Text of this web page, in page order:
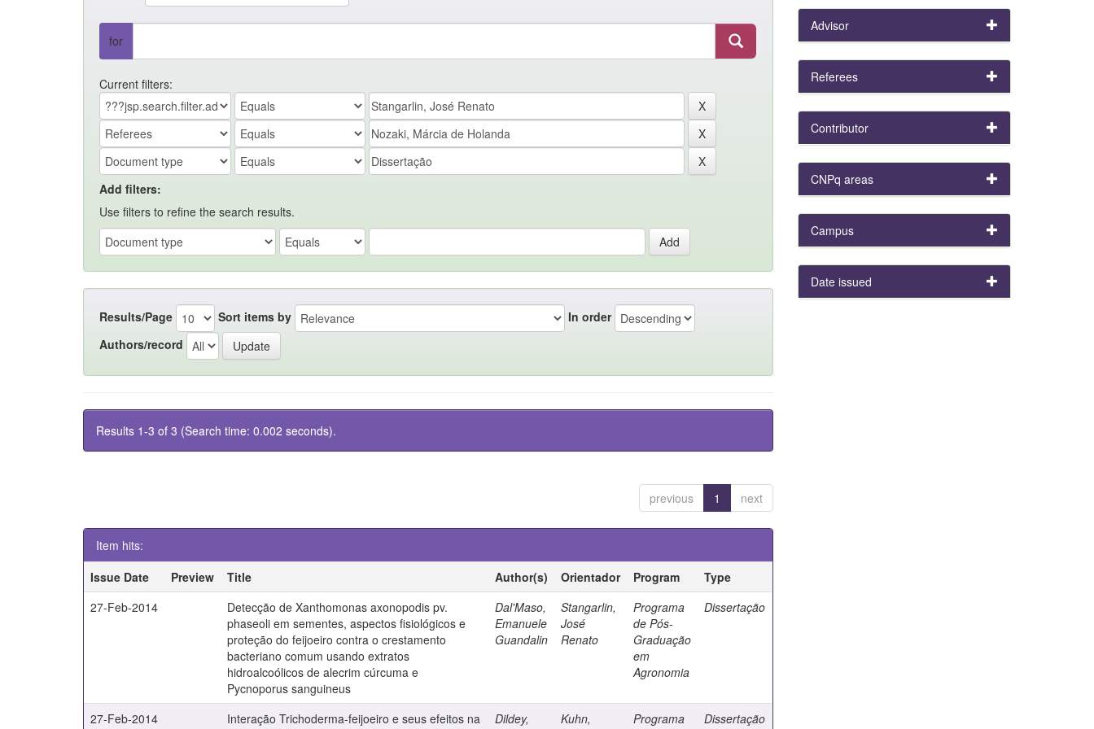
for
Current filters:
Add filters:
Use filters to refine the search results.
Results/Page Sort items by
In order
Authors/record
Results 1-3 of 3 (Search time: 0.002 seconds).
previous 1 next
Item hits:
Issue Date
Preview Title Author(s) Orientador Program
Type
27-Feb-2014
Detecção de Xanthomonas axonopodis pv.
phaseoli em sementes, aspectos fisiológicos e
proteção do feijoeiro contra o crestamento
bacteriano comum usando extratos
hidroalcoólicos de alecrim cúrcuma e
Pycnoporus sanguineus
Dal'Maso,
Emanuele
Guandalin
Stangarlin,
José
Renato
Programa
de Pós-
Graduação
em
Agronomia
Dissertação
27-Feb-2014
Interação Trichoderma-feijoeiro e seus efeitos na
Dildey,
Kuhn,
Programa
Dissertação
Advisor
Referees
Contributor
CNPq areas
Campus
Date issued